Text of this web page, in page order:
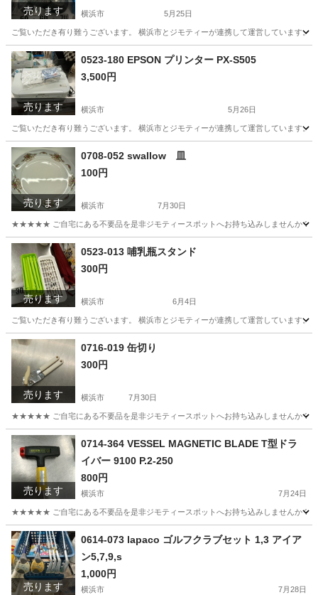
売ります 横浜市 5月25日
ご覧いただき有り難うございます。 横浜市とジモティーが連携して運営していま
神奈川 横浜市
売ります
0523-180 EPSON プリンター PX-S505
3,500円
横浜市 5月26日
ご覧いただき有り難うございます。 横浜市とジモティーが連携して運営していま
神奈川 横浜市
売ります
0708-052 swallow 皿
100円
横浜市 7月30日
★★★★★ ご自宅にある不要品を是非ジモティースポットへお持ち込みしませんか？
神奈川 横浜市
売ります
0523-013 哺乳瓶スタンド
300円
横浜市 6月4日
ご覧いただき有り難うございます。 横浜市とジモティーが連携して運営していま
神奈川 横浜市 リユース
売ります
0716-019 缶切り
300円
横浜市 7月30日
★★★★★ ご自宅にある不要品を是非ジモティースポットへお持ち込みしませんか？
神奈川 横浜市
売ります
0714-364 VESSEL MAGNETIC BLADE T型ドラ
イバー 9100 P.2-250
800円
横浜市 7月24日
★★★★★ ご自宅にある不要品を是非ジモティースポットへお持ち込みしませんか？
神奈川 横浜市
売ります
0614-073 lapaco ゴルフクラブセット 1,3 アイア
ン5,7,9,s
1,000円
横浜市 7月28日